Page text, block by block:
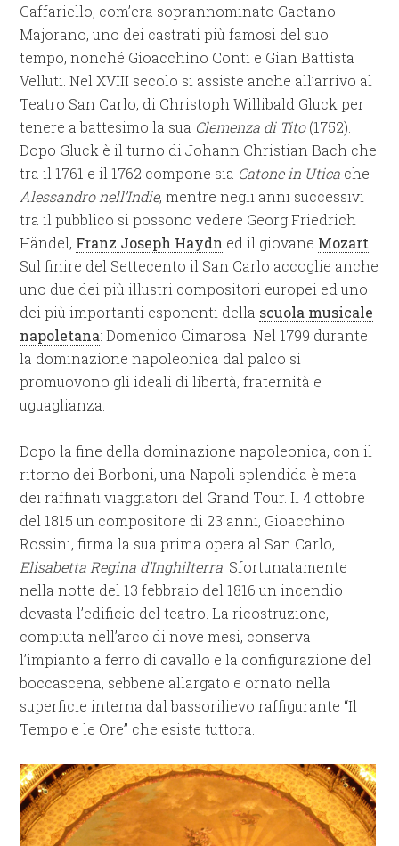
Caffariello, com’era soprannominato Gaetano
Majorano, uno dei castrati più famosi del suo
tempo, nonché Gioacchino Conti e Gian Battista
Velluti. Nel XVIII secolo si assiste anche all’arrivo al
Teatro San Carlo, di Christoph Willibald Gluck per
tenere a battesimo la sua Clemenza di Tito(1752).
Dopo Gluck è il turno di Johann Christian Bach che
tra il 1761 e il 1762 compone sia Catone in Utica che
Alessandro nell’Indie, mentre negli anni successivi
tra il pubblico si possono vedere Georg Friedrich
Händel, Franz Joseph Haydn ed il giovane Mozart.
Sul finire del Settecento il San Carlo accoglie anche
uno due dei più illustri compositori europei ed uno
dei più importanti esponenti della scuola musicale
napoletana: Domenico Cimarosa. Nel 1799 durante
la dominazione napoleonica dal palco si
promuovono gli ideali di libertà, fraternità e
uguaglianza.
Dopo la fine della dominazione napoleonica, con il
ritorno dei Borboni, una Napoli splendida è meta
dei raffinati viaggiatori del Grand Tour. Il 4 ottobre
del 1815 un compositore di 23 anni, Gioacchino
Rossini, firma la sua prima opera al San Carlo,
Elisabetta Regina d’Inghilterra. Sfortunatamente
nella notte del 13 febbraio del 1816 un incendio
devasta l’edificio del teatro. La ricostruzione,
compiuta nell’arco di nove mesi, conserva
l’impianto a ferro di cavallo e la configurazione del
boccascena, sebbene allargato e ornato nella
superficie interna dal bassorilievo raffigurante “Il
Tempo e le Ore” che esiste tuttora.